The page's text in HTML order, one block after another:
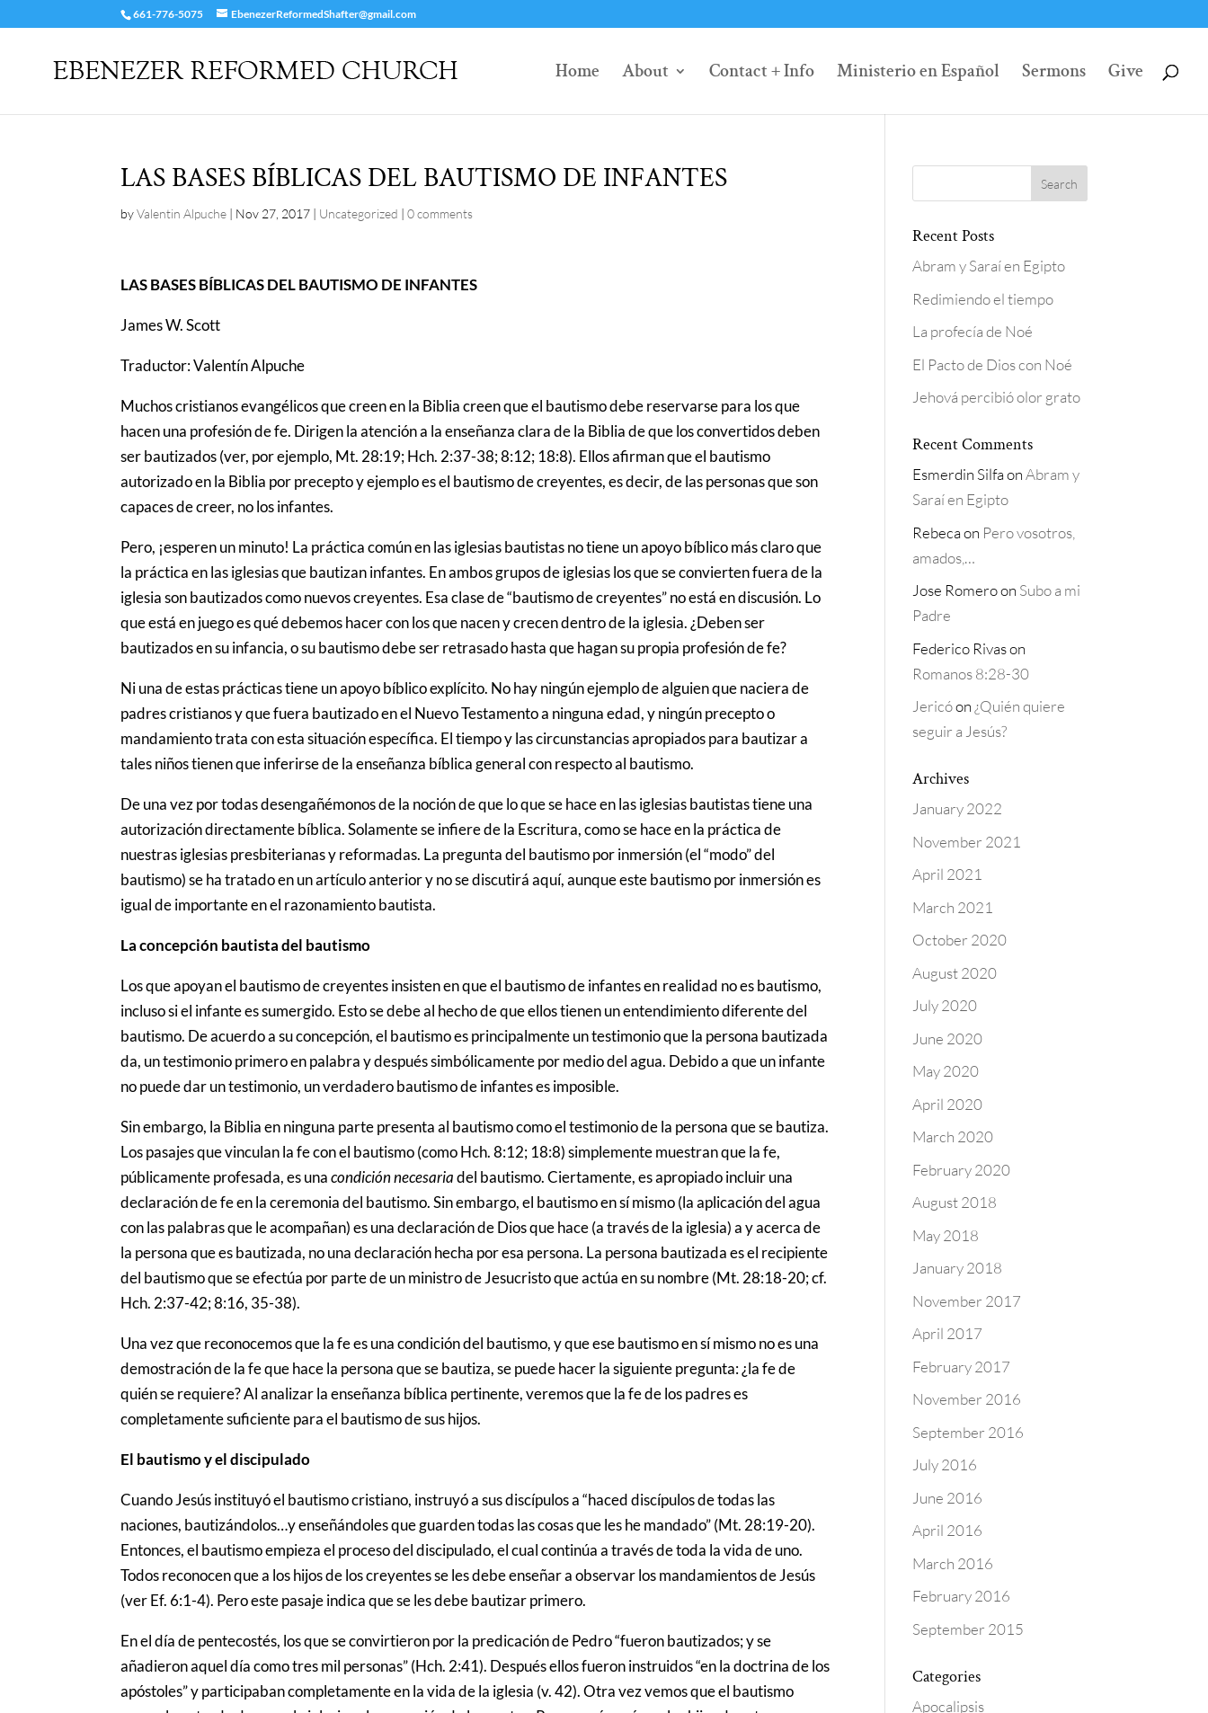
661-776-5075 EbenezerReformedShafter@gmail.com
Home About Contact + Info Ministerio en Español Sermons Give
LAS BASES BÍBLICAS DEL BAUTISMO DE INFANTES
byValentin Alpuche | Nov 27, 2017 | Uncategorized |0 comments
LAS BASES BÍBLICAS DEL BAUTISMO DE INFANTES
James W. Scott
Traductor: Valentín Alpuche
Muchos cristianos evangélicos que creen en la Biblia creen que el bautismo debe reservarse para los que
hacen una profesión de fe. Dirigen la atención a la enseñanza clara de la Biblia de que los convertidos deben
ser bautizados (ver, por ejemplo, Mt. 28:19; Hch. 2:37-38; 8:12; 18:8). Ellos afirman que el bautismo
autorizado en la Biblia por precepto y ejemplo es el bautismo de creyentes, es decir, de las personas que son
capaces de creer, no los infantes.
Pero, ¡esperen un minuto! La práctica común en las iglesias bautistas no tiene un apoyo bíblico más claro que
la práctica en las iglesias que bautizan infantes. En ambos grupos de iglesias los que se convierten fuera de la
iglesia son bautizados como nuevos creyentes. Esa clase de “bautismo de creyentes” no está en discusión. Lo
que está en juego es qué debemos hacer con los que nacen y crecen dentro de la iglesia. ¿Deben ser
bautizados en su infancia, o su bautismo debe ser retrasado hasta que hagan su propia profesión de fe?
Ni una de estas prácticas tiene un apoyo bíblico explícito. No hay ningún ejemplo de alguien que naciera de
padres cristianos y que fuera bautizado en el Nuevo Testamento a ninguna edad, y ningún precepto o
mandamiento trata con esta situación específica. El tiempo y las circunstancias apropiados para bautizar a
tales niños tienen que inferirse de la enseñanza bíblica general con respecto al bautismo.
De una vez por todas desengañémonos de la noción de que lo que se hace en las iglesias bautistas tiene una
autorización directamente bíblica. Solamente se infiere de la Escritura, como se hace en la práctica de
nuestras iglesias presbiterianas y reformadas. La pregunta del bautismo por inmersión (el “modo” del
bautismo) se ha tratado en un artículo anterior y no se discutirá aquí, aunque este bautismo por inmersión es
igual de importante en el razonamiento bautista.
La concepción bautista del bautismo
Los que apoyan el bautismo de creyentes insisten en que el bautismo de infantes en realidad no es bautismo,
incluso si el infante es sumergido. Esto se debe al hecho de que ellos tienen un entendimiento diferente del
bautismo. De acuerdo a su concepción, el bautismo es principalmente un testimonio que la persona bautizada
da, un testimonio primero en palabra y después simbólicamente por medio del agua. Debido a que un infante
no puede dar un testimonio, un verdadero bautismo de infantes es imposible.
Sin embargo, la Biblia en ninguna parte presenta al bautismo como el testimonio de la persona que se bautiza.
Los pasajes que vinculan la fe con el bautismo (como Hch. 8:12; 18:8) simplemente muestran que la fe,
públicamente profesada, es unacondición necesariadel bautismo. Ciertamente, es apropiado incluir una
declaración de fe en la ceremonia del bautismo. Sin embargo, el bautismo en sí mismo (la aplicación del agua
con las palabras que le acompañan) es una declaración de Dios que hace (a través de la iglesia) a y acerca de
la persona que es bautizada, no una declaración hecha por esa persona. La persona bautizada es el recipiente
del bautismo que se efectúa por parte de un ministro de Jesucristo que actúa en su nombre (Mt. 28:18-20; cf.
Hch. 2:37-42; 8:16, 35-38).
Una vez que reconocemos que la fe es una condición del bautismo, y que ese bautismo en sí mismo no es una
demostración de la fe que hace la persona que se bautiza, se puede hacer la siguiente pregunta: ¿la fe de
quién se requiere? Al analizar la enseñanza bíblica pertinente, veremos que la fe de los padres es
completamente suficiente para el bautismo de sus hijos.
El bautismo y el discipulado
Cuando Jesús instituyó el bautismo cristiano, instruyó a sus discípulos a “haced discípulos de todas las
naciones, bautizándolos…y enseñándoles que guarden todas las cosas que les he mandado” (Mt. 28:19-20).
Entonces, el bautismo empieza el proceso del discipulado, el cual continúa a través de toda la vida de uno.
Todos reconocen que a los hijos de los creyentes se les debe enseñar a observar los mandamientos de Jesús
(ver Ef. 6:1-4). Pero este pasaje indica que se les debe bautizar primero.
En el día de pentecostés, los que se convirtieron por la predicación de Pedro “fueron bautizados; y se
añadieron aquel día como tres mil personas” (Hch. 2:41). Después ellos fueron instruidos “en la doctrina de los
apóstoles” y participaban completamente en la vida de la iglesia (v. 42). Otra vez vemos que el bautismo
Recent Posts
Abram y Saraí en Egipto
Redimiendo el tiempo
La profecía de Noé
El Pacto de Dios con Noé
Jehová percibió olor grato
Recent Comments
Esmerdin SilfaonAbram y
Saraí en Egipto
Rebecaon Pero vosotros,
amados,…
Jose Romeroon Subo a mi
Padre
Federico Rivason
Romanos 8:28-30
Jericóon ¿Quién quiere
seguir a Jesús?
Archives
January 2022
November 2021
April 2021
March 2021
October 2020
August 2020
July 2020
June 2020
May 2020
April 2020
March 2020
February 2020
August 2018
May 2018
January 2018
November 2017
April 2017
February 2017
November 2016
September 2016
July 2016
June 2016
April 2016
March 2016
February 2016
September 2015
Categories
Apocalipsis